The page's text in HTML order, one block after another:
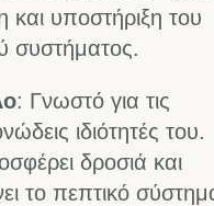
υποστήριξη του
συστήματος.
: Γνωστό για τις
ιδιότητές του.
δροσιά και
το πεπτικό